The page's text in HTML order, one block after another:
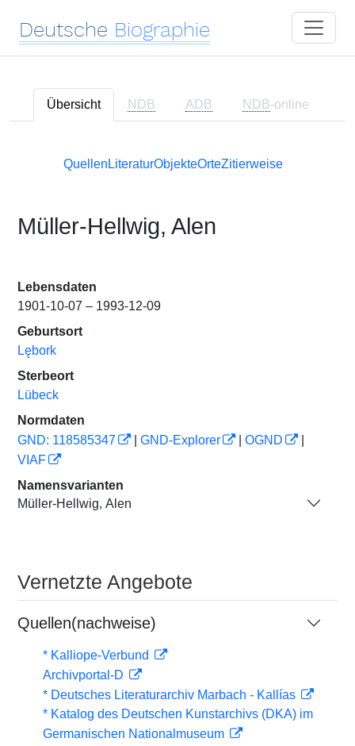
Deutsche Biographie
Übersicht NDB ADB NDB-online
Quellen LiteraturObjekteOrteZitierweise
Müller-Hellwig, Alen
Lebensdaten
1901-10-07 – 1993-12-09
Geburtsort
Lębork
Sterbeort
Lübeck
Normdaten
GND: 118585347
GND-Explorer OGND
VIAF
Namensvarianten
Müller-Hellwig, Alen
Vernetzte Angebote
Quellen(nachweise)
* Kalliope-Verbund
Archivportal-D
* Deutsches Literaturarchiv Marbach - Kallías
* Katalog des Deutschen Kunstarchivs (DKA) im
Germanischen Nationalmuseum